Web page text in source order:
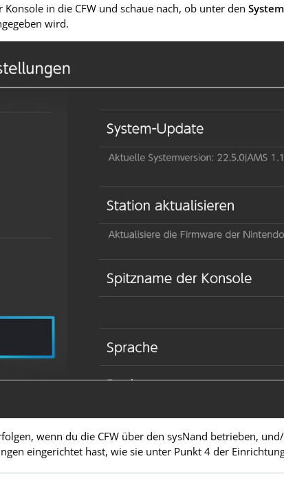
in die CFW und schaue nach, ob unter den
wird.
wenn du die CFW über den sysNand betrieben,
eingerichtet hast, wie sie unter Punkt 4 der